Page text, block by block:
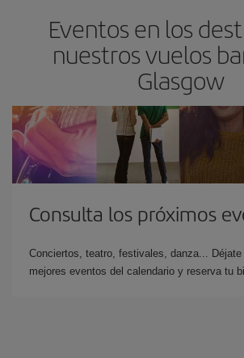
Eventos en los
nuestros vuelos
Glasgow
Consulta los próximos
Conciertos, teatro, festivales, danza... Déjate
mejores eventos del calendario y reserva tu